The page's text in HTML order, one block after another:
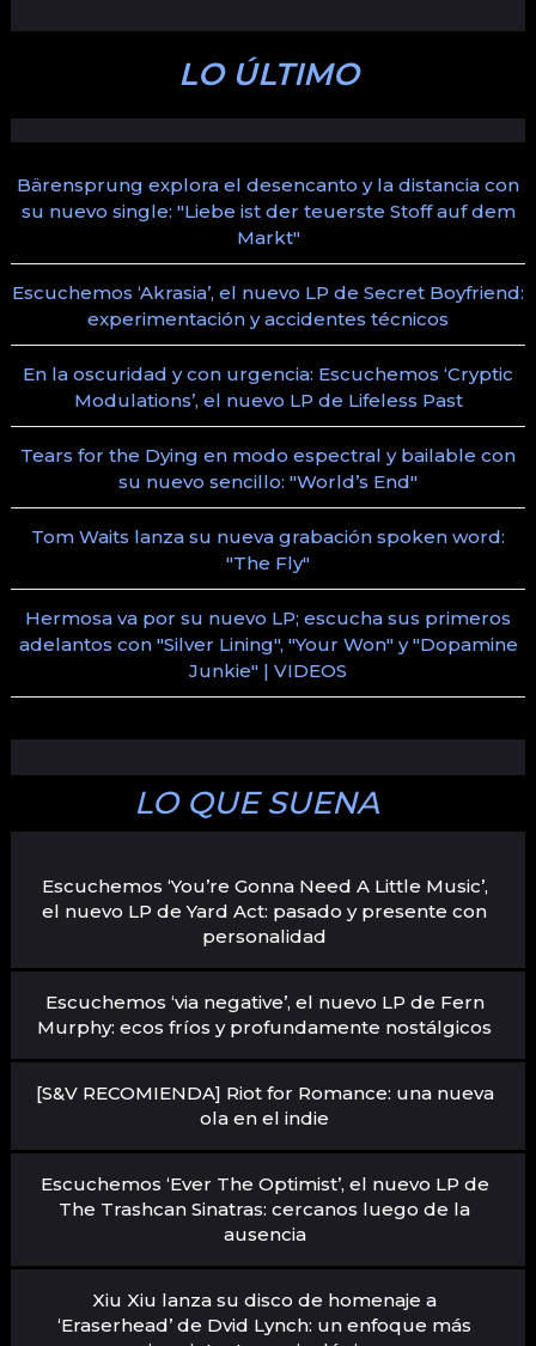
LO ÚLTIMO
Bärensprung explora el desencanto y la distancia con
su nuevo single: "Liebe ist der teuerste Stoff auf dem
Markt"
Escuchemos ‘Akrasia’, el nuevo LP de Secret Boyfriend:
experimentación y accidentes técnicos
En la oscuridad y con urgencia: Escuchemos ‘Cryptic
Modulations’, el nuevo LP de Lifeless Past
Tears for the Dying en modo espectral y bailable con
su nuevo sencillo: "World’s End"
Tom Waits lanza su nueva grabación spoken word:
"The Fly"
Hermosa va por su nuevo LP; escucha sus primeros
adelantos con "Silver Lining", "Your Won" y "Dopamine
Junkie" | VIDEOS
LO QUE SUENA
Escuchemos ‘You’re Gonna Need A Little Music’,
el nuevo LP de Yard Act: pasado y presente con
personalidad
Escuchemos ‘via negative’, el nuevo LP de Fern
Murphy: ecos fríos y profundamente nostálgicos
[S&V RECOMIENDA] Riot for Romance: una nueva
ola en el indie
Escuchemos ‘Ever The Optimist’, el nuevo LP de
The Trashcan Sinatras: cercanos luego de la
ausencia
Xiu Xiu lanza su disco de homenaje a
‘Eraserhead’ de Dvid Lynch: un enfoque más